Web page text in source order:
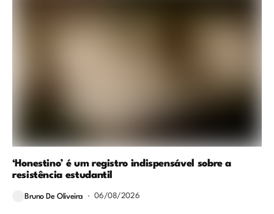
‘Honestino’ é um registro indispensável sobre a
resistência estudantil
Bruno De Oliveira 06/08/2026